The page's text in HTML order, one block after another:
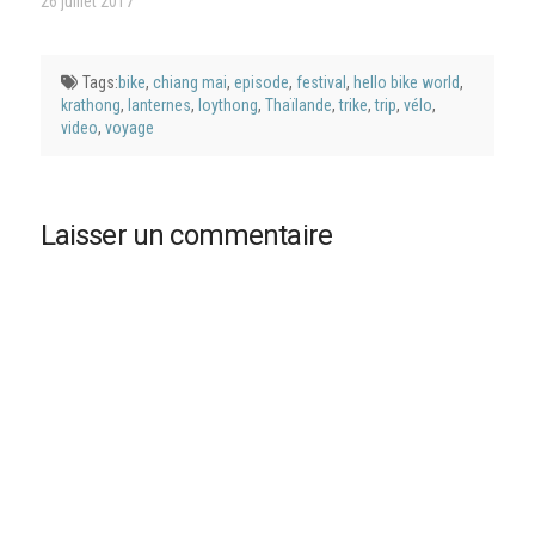
Tags:bike,chiang mai,episode, festival, hello bike world,
krathong, lanternes, loythong,Thaïlande,trike,trip,vélo,
video,voyage
Laisser un commentaire